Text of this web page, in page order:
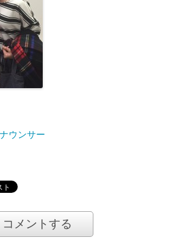
ウンサー
コメントする